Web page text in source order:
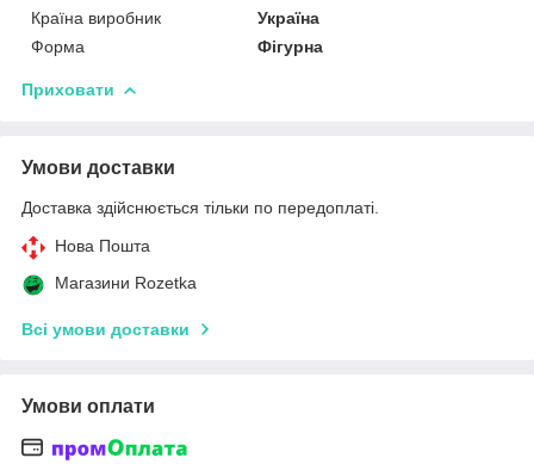
Країна виробник
Україна
Форма
Фігурна
Приховати
Умови доставки
Доставка здійснюється тільки по передоплаті.
Нова Пошта
Магазини Rozetka
Всі умови доставки
Умови оплати